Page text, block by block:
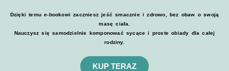
Dzięki temu e-bookowi zaczniesz jeść smacznie i zdrowo, bez obaw o swoją
masę ciała.
Nauczysz się samodzielnie komponować sycące i proste obiady dla całej
rodziny.
KUP TERAZ